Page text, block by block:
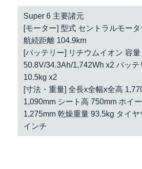
Super 6 主要諸元
[モーター] 型式 セントラルモー
航続距離 104.9km
[バッテリー] リチウムイオン 容量
50.8V/34.3Ah/1,742Wh x2 バッテ
10.5kg x2
[寸法・重量] 全長x全幅x全高
1,090mm シート高 750mm ホイ
1,275mm 乾燥重量 93.5kg タイヤ
インチ